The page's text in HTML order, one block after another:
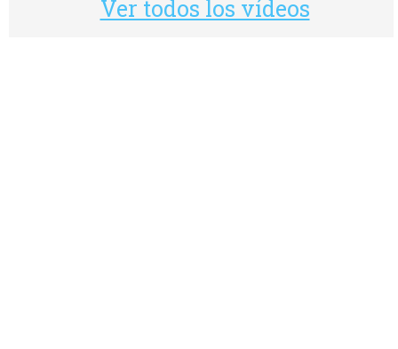
Ver todos los vídeos